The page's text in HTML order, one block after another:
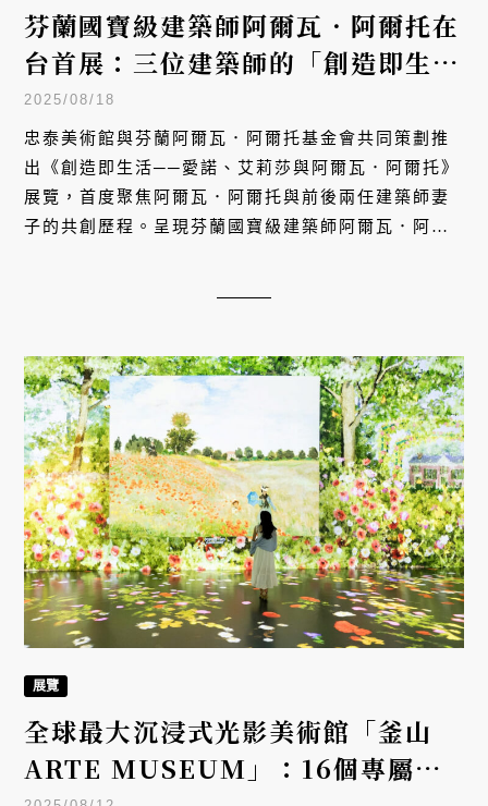
芬蘭國寶級建築師阿爾瓦．阿爾托在
台首展：三位建築師的「創造即生
活」北歐美學傳奇
2025/08/18
忠泰美術館與芬蘭阿爾瓦．阿爾托基金會共同策劃推
出《創造即生活──愛諾、艾莉莎與阿爾瓦．阿爾托》
展覽，首度聚焦阿爾瓦．阿爾托與前後兩任建築師妻
子的共創歷程。呈現芬蘭國寶級建築師阿爾瓦．阿爾
展覽
全球最大沉浸式光影美術館「釜山
ARTE MUSEUM」：16個專屬釜